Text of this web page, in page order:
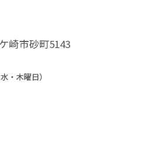
ョン
崎市砂町5143
・木曜日）